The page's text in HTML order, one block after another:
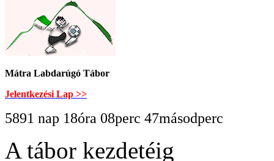
Mátra Labdarúgó Tábor
Jelentkezési Lap >>
5891 nap 18óra 08perc 48másodperc
A tábor kezdetéig